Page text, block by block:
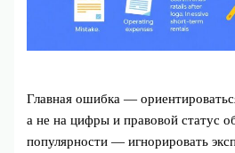
Главная ошибка —
а не на цифры и правовой статус
популярности — игнорировать